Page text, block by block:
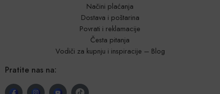
Načini plaćanja
Dostava i poštarina
Povrati i reklamacije
Česta pitanja
Vodiči za kupnju i inspiracije – Blog
Pratite nas na: